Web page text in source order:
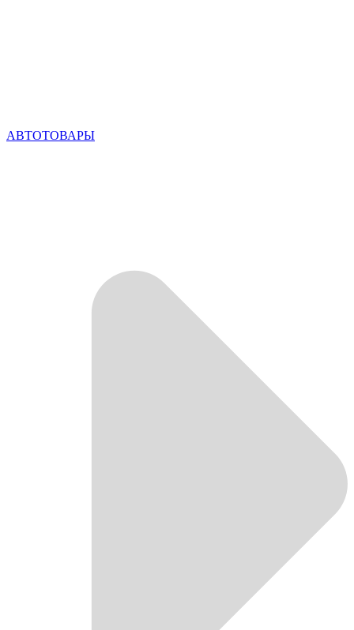
АВТОТОВАРЫ